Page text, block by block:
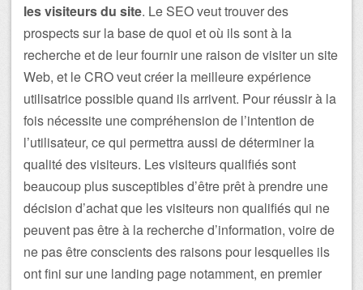
les visiteurs du site. Le SEO veut trouver des
prospects sur la base de quoi et où ils sont à la
recherche et de leur fournir une raison de visiter un site
Web, et le CRO veut créer la meilleure expérience
utilisatrice possible quand ils arrivent. Pour réussir à la
fois nécessite une compréhension de l’intention de
l’utilisateur, ce qui permettra aussi de déterminer la
qualité des visiteurs. Les visiteurs qualifiés sont
beaucoup plus susceptibles d’être prêt à prendre une
décision d’achat que les visiteurs non qualifiés qui ne
peuvent pas être à la recherche d’information, voire de
ne pas être conscients des raisons pour lesquelles ils
ont fini sur une landing page notamment, en premier